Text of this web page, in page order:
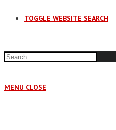
TOGGLE WEBSITE SEARCH
MENU CLOSE